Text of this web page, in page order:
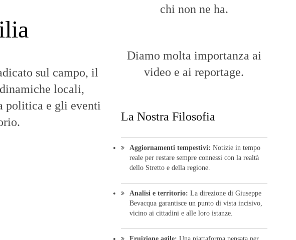
sul campo, il
locali,
politica e gli eventi
chi non ne ha.
Diamo molta importanza ai
video e ai reportage.
La Nostra Filosofia
Aggiornamenti tempestivi: Notizie in tempo
reale per restare sempre connessi con la realtà
dello Stretto e della regione.
Analisi e territorio: La direzione di Giuseppe
Bevacqua garantisce un punto di vista incisivo,
vicino ai cittadini e alle loro istanze.